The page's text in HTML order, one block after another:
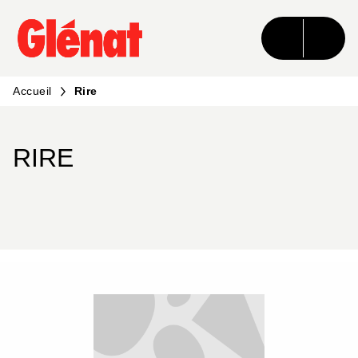
MENU RECHERCHE CONTENU
PIED DE PAGE
Accueil Rire
RIRE